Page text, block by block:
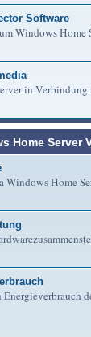
Software
Windows Home
in
Home Server
Windows Home